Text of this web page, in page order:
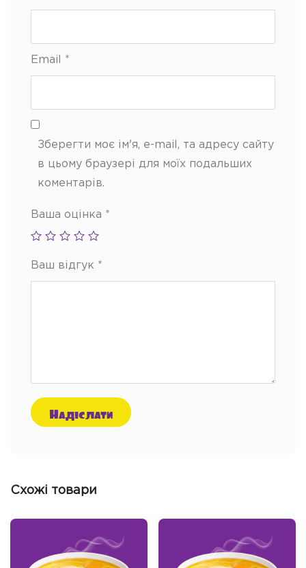
Email *
Зберегти моє ім'я, e-mail, та адресу сайту
в цьому браузері для моїх подальших
коментарів.
Ваша оцінка *
Ваш відгук *
Схожі товари